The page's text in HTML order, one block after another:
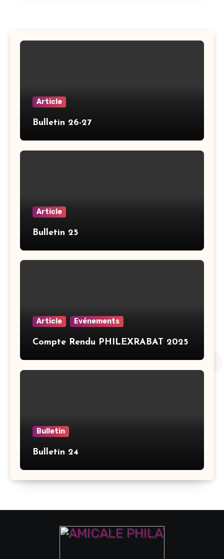
Article
Bulletin 26-27
Article
Bulletin 25
Article Evénements
Compte Rendu PHILEXRABAT 2025
Bulletin
Bulletin 24